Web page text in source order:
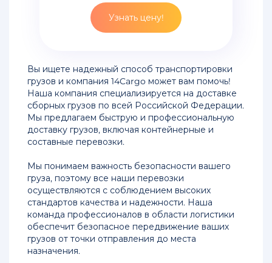
контейнерами
Таможенная
очистка
авиадоставки
из
Китая
оформление
товаров
и
грузов
из
Китая
Доставка
Узнать цену!
Вы ищете надежный способ транспортировки
грузов и компания 14Cargo может вам помочь!
Наша компания специализируется на доставке
сборных грузов по всей Российской Федерации.
Мы предлагаем быструю и профессиональную
доставку грузов, включая контейнерные и
составные перевозки.
Мы понимаем важность безопасности вашего
груза, поэтому все наши перевозки
осуществляются с соблюдением высоких
стандартов качества и надежности. Наша
команда профессионалов в области логистики
обеспечит безопасное передвижение ваших
грузов от точки отправления до места
назначения.